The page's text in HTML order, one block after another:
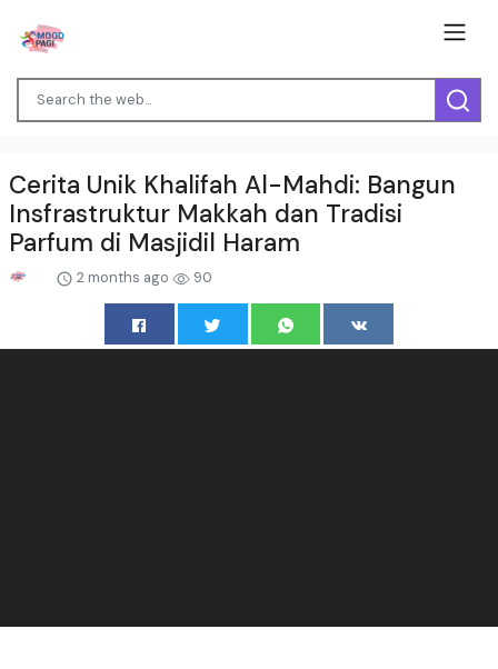
Cerita Unik Khalifah Al-Mahdi: Bangun
Insfrastruktur Makkah dan Tradisi
Parfum di Masjidil Haram
2 months ago 90